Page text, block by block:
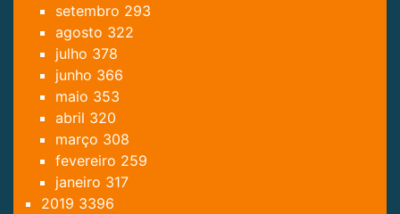
setembro 293
agosto 322
julho 378
junho 366
maio 353
abril 320
março 308
fevereiro 259
janeiro 317
2019 3396